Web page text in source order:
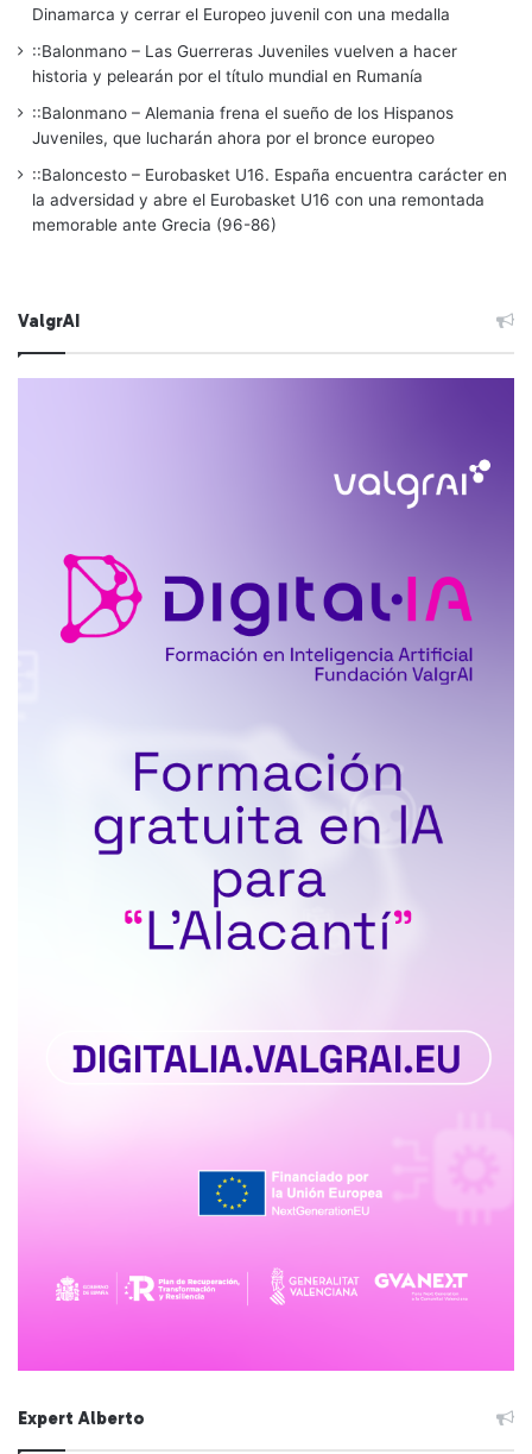
Dinamarca y cerrar el Europeo juvenil con una medalla
::Balonmano – Las Guerreras Juveniles vuelven a hacer
historia y pelearán por el título mundial en Rumanía
::Balonmano – Alemania frena el sueño de los Hispanos
Juveniles, que lucharán ahora por el bronce europeo
::Baloncesto – Eurobasket U16. España encuentra carácter en
la adversidad y abre el Eurobasket U16 con una remontada
memorable ante Grecia (96-86)
ValgrAI
Expert Alberto